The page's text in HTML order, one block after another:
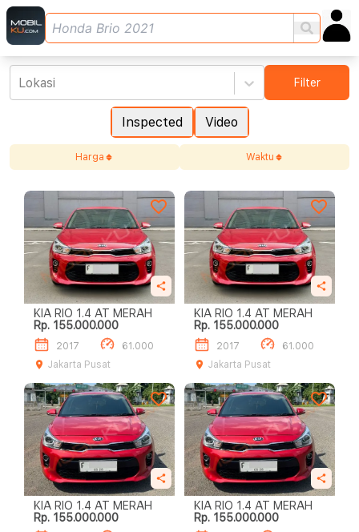
Inspected Video
Lokasi Filter
Harga Waktu
KIA RIO 1.4 AT MERAH
Rp. 155.000.000
2017
61.000
Jakarta Pusat
KIA RIO 1.4 AT MERAH
Rp. 155.000.000
2017
61.000
Jakarta Pusat
KIA RIO 1.4 AT MERAH
Rp. 155.000.000
KIA RIO 1.4 AT MERAH
Rp. 155.000.000